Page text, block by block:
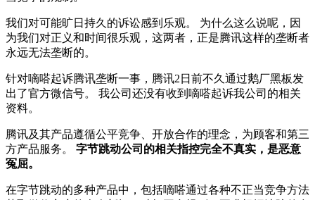
我们对可能旷日持久的诉讼感到乐观。 为什么这么说呢，因
为我们对正义和时间很乐观，这两者，正是腾讯这样的垄断者
永远无法垄断的。
针对嘀嗒起诉腾讯垄断一事，腾讯2日前不久通过鹅厂黑板发
出了官方微信号。 我公司还没有收到嘀嗒起诉我公司的相关
资料。
腾讯及其产品遵循公平竞争、开放合作的理念，为顾客和第三
方产品服务。 字节跳动公司的相关指控完全不真实，是恶意
冤屈。
在字节跳动的多种产品中，包括嘀嗒通过各种不正当竞争方法